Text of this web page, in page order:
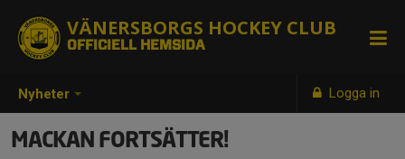
Nyheter Logga in
VÄNERSBORGS HOCKEY CLUB
OFFICIELL HEMSIDA
MACKAN FORTSÄTTER!